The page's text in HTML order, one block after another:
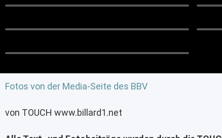
Fotos von der Media-Seite des BBV
von TOUCH www.billard1.net